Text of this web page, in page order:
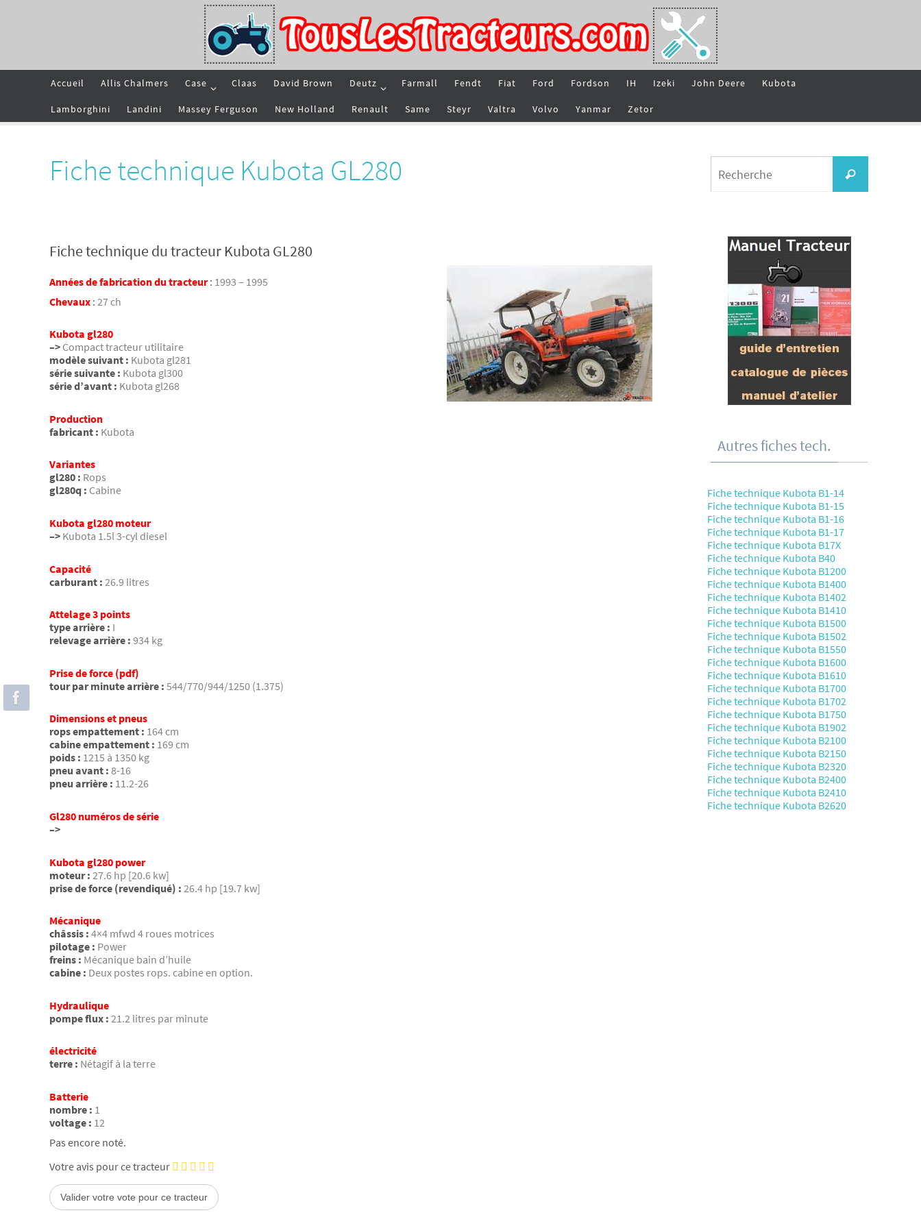
Accueil Allis Chalmers Case Claas David Brown Deutz Farmall Fendt Fiat Ford Fordson IH Izeki John Deere Kubota
Lamborghini Landini Massey Ferguson New Holland Renault Same Steyr Valtra Volvo Yanmar Zetor
Fiche technique Kubota GL280
Fiche technique du tracteur Kubota GL280
Années de fabrication du tracteur: 1993 – 1995
Chevaux : 27 ch
Kubota gl280
–> Compact tracteur utilitaire
modèle suivant : Kubota gl281
série suivante : Kubota gl300
série d’avant : Kubota gl268
Production
fabricant : Kubota
Variantes
gl280 : Rops
gl280q : Cabine
Kubota gl280 moteur
–> Kubota 1.5l 3-cyl diesel
Capacité
carburant : 26.9 litres
Attelage 3 points
type arrière : I
relevage arrière : 934 kg
Prise de force (pdf)
tour par minute arrière : 544/770/944/1250 (1.375)
Dimensions et pneus
rops empattement : 164 cm
cabine empattement : 169 cm
poids : 1215 à 1350 kg
pneu avant : 8-16
pneu arrière : 11.2-26
Gl280 numéros de série
–>
Kubota gl280 power
moteur : 27.6 hp [20.6 kw]
prise de force (revendiqué) : 26.4 hp [19.7 kw]
Mécanique
châssis : 4×4 mfwd 4 roues motrices
pilotage : Power
freins : Mécanique bain d’huile
cabine : Deux postes rops. cabine en option.
Hydraulique
pompe flux : 21.2 litres par minute
électricité
terre : Nétagif à la terre
Batterie
nombre : 1
voltage : 12
Pas encore noté.
Votre avis pour ce tracteur
Recherche
Autres fiches tech.
Fiche technique Kubota B1-14
Fiche technique Kubota B1-15
Fiche technique Kubota B1-16
Fiche technique Kubota B1-17
Fiche technique Kubota B17X
Fiche technique Kubota B40
Fiche technique Kubota B1200
Fiche technique Kubota B1400
Fiche technique Kubota B1402
Fiche technique Kubota B1410
Fiche technique Kubota B1500
Fiche technique Kubota B1502
Fiche technique Kubota B1550
Fiche technique Kubota B1600
Fiche technique Kubota B1610
Fiche technique Kubota B1700
Fiche technique Kubota B1702
Fiche technique Kubota B1750
Fiche technique Kubota B1902
Fiche technique Kubota B2100
Fiche technique Kubota B2150
Fiche technique Kubota B2320
Fiche technique Kubota B2400
Fiche technique Kubota B2410
Fiche technique Kubota B2620